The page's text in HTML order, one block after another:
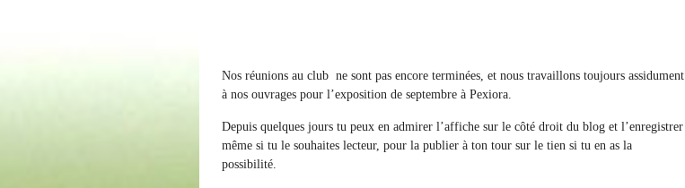
Nos réunions au club ne sont pas encore terminées, et nous travaillons toujours assidument
à nos ouvrages pour l’exposition de septembre à Pexiora.
Depuis quelques jours tu peux en admirer l’affiche sur le côté droit du blog et l’enregistrer
même si tu le souhaites lecteur, pour la publier à ton tour sur le tien si tu en as la
possibilité.